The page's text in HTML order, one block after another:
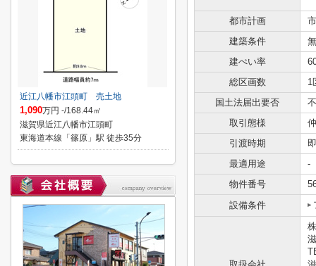
都市計画
建築条件
無
建ぺい率
総区画数
1
国土法届出要否
取引態様
引渡時期
最適用途
-
物件番号
設備条件
近江八幡市江頭町 売土地
1,090万円 -/168.44㎡
滋賀県近江八幡市江頭町
東海道本線「篠原」駅 徒歩35分